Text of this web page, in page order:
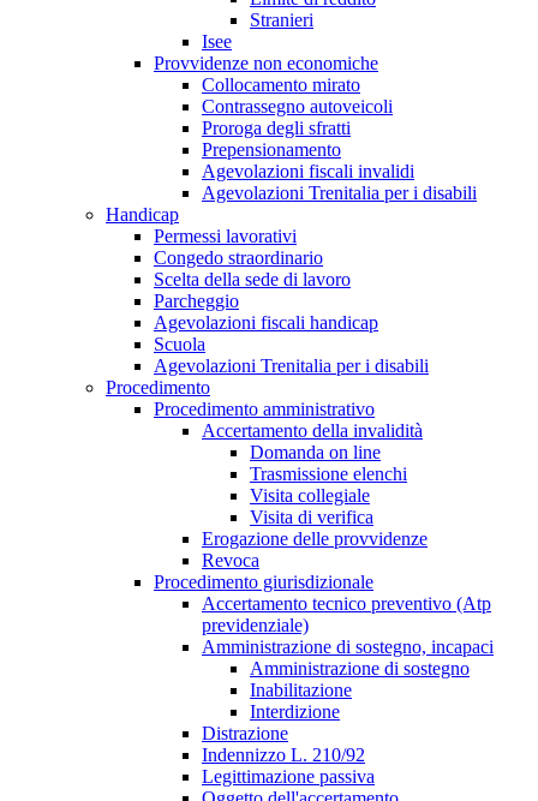
Stranieri
Isee
Provvidenze non economiche
Collocamento mirato
Contrassegno autoveicoli
Proroga degli sfratti
Prepensionamento
Agevolazioni fiscali invalidi
Agevolazioni Trenitalia per i disabili
Handicap
Permessi lavorativi
Congedo straordinario
Scelta della sede di lavoro
Parcheggio
Agevolazioni fiscali handicap
Scuola
Agevolazioni Trenitalia per i disabili
Procedimento
Procedimento amministrativo
Accertamento della invalidità
Domanda on line
Trasmissione elenchi
Visita collegiale
Visita di verifica
Erogazione delle provvidenze
Revoca
Procedimento giurisdizionale
Accertamento tecnico preventivo (Atp
previdenziale)
Amministrazione di sostegno, incapaci
Amministrazione di sostegno
Inabilitazione
Interdizione
Distrazione
Indennizzo L. 210/92
Legittimazione passiva